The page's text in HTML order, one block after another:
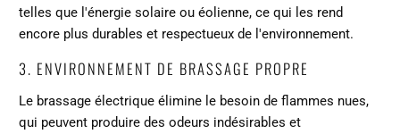
telles que l'énergie solaire ou éolienne, ce qui les rend
encore plus durables et respectueux de l'environnement.
3. ENVIRONNEMENT DE BRASSAGE PROPRE
Le brassage électrique élimine le besoin de flammes nues,
qui peuvent produire des odeurs indésirables et